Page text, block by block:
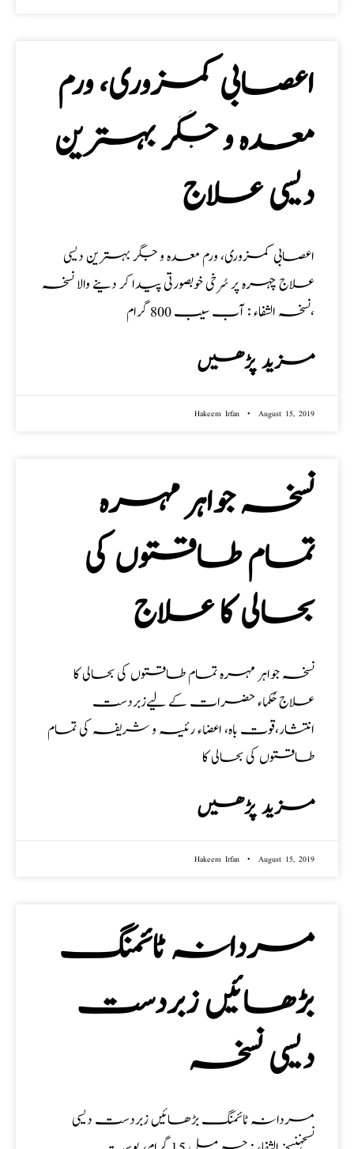
اعصابی کمزوری، ورم
معدہ و جگر بہترین
دیسی علاج
اعصابی کمزوری، ورم معدہ و جگر بہترین دیسی
علاج چہرہ پر سُرخی خوبصورتی پیدا کر دینے والا نسخہ
نسخہ الشفاء : آب سیب 800 گرام،
مزید پڑھیں
Hakeem Irfan August 15, 2019
نسخہ جواہر مہرہ
تمام طاقتوں کی
بحالی کا علاج
نسخہ جواہر مہرہ تمام طاقتوں کی بحالی کا
علاج حُکماء حضرات کے لیےزبردست
انتشار،قوت باہ، اعضاء رئیسہ و شریفہ کی تمام
طاقتوں کی بحالی کا
مزید پڑھیں
Hakeem Irfan August 15, 2019
مردانہ ٹائمنگ
بڑھائیں زبردست
دیسی نسخہ
مردانہ ٹائمنگ بڑھائیں زبردست دیسی